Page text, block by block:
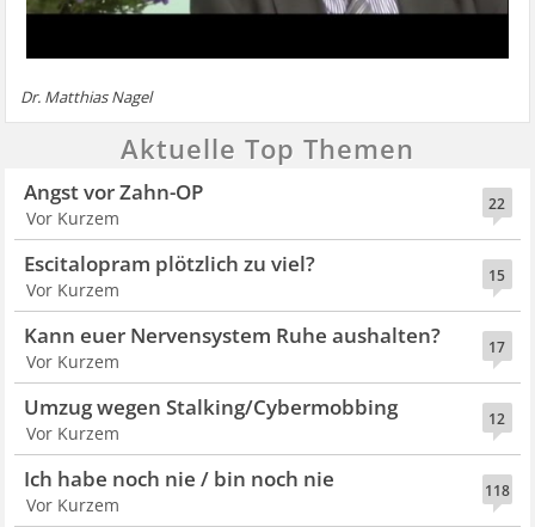
Dr. Matthias Nagel
Aktuelle Top Themen
22
Angst vor Zahn-OP
Vor Kurzem
15
Escitalopram plötzlich zu viel?
Vor Kurzem
17
Kann euer Nervensystem Ruhe aushalten?
Vor Kurzem
12
Umzug wegen Stalking/Cybermobbing
Vor Kurzem
118
Ich habe noch nie / bin noch nie
Vor Kurzem